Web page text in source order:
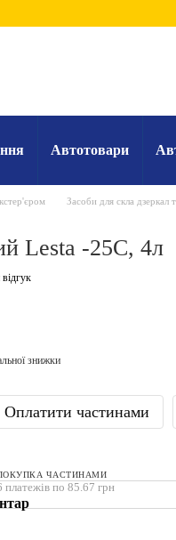
Автотовари
Засоби для скла дзеркал
Lesta -25C, 4л
знижки
Оплатити частинами
ЧАСТИНАМИ
платежів по 85.67 грн